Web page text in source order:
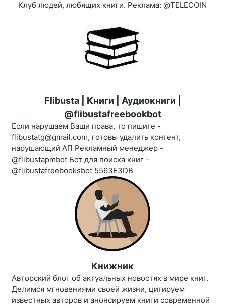
Клуб людей, любящих книги. Реклама: @TELECOIN
Flibusta | Книги | Аудиокниги |
@flibustafreebookbot
Если нарушаем Ваши права, то пишите -
flibustatg@gmail.com, готовы удалить контент,
нарушающий АП Рекламный менеджер -
@flibustapmbot Бот для поиска книг -
@flibustafreebooksbot 5563E3DB
Книжник
Авторский блог об актуальных новостях в мире книг.
Делимся мгновениями своей жизни, цитируем
известных авторов и анонсируем книги современной